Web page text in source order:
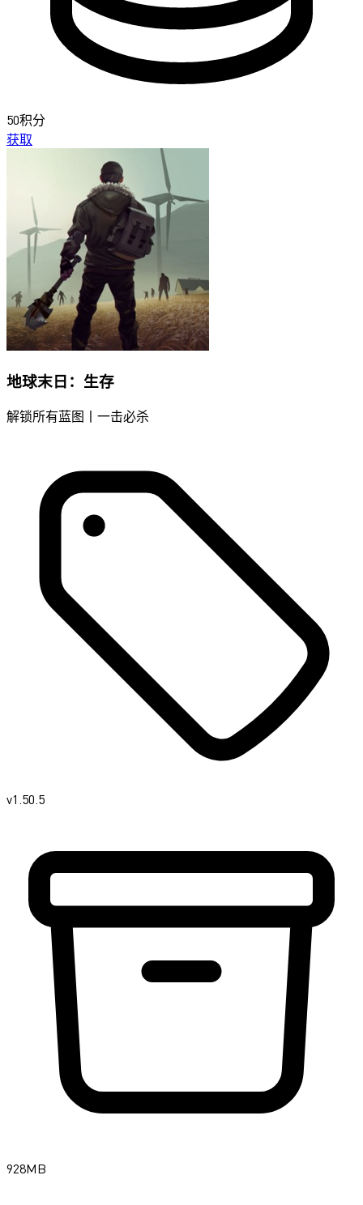
50积分
获取
地球末日：生存
解锁所有蓝图丨一击必杀
v1.50.5
928MB